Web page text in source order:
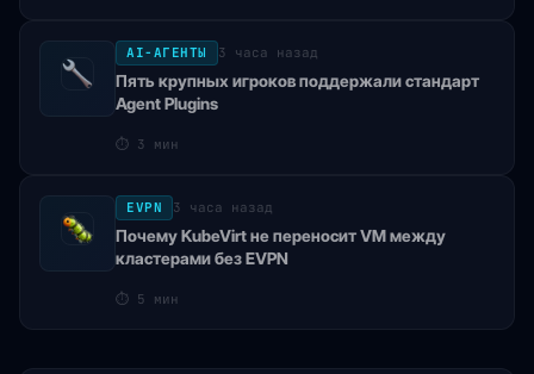
AI-АГЕНТЫ 3 часа назад
Пять крупных игроков поддержали стандарт
Agent Plugins
⏱ 3 мин
EVPN 3 часа назад
Почему KubeVirt не переносит VM между
кластерами без EVPN
⏱ 5 мин